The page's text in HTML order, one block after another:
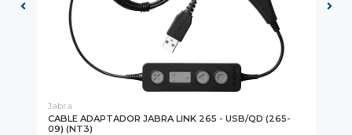
Jabra
CABLE ADAPTADOR JABRA LINK 265 - USB/QD (265-
09) (NT3)